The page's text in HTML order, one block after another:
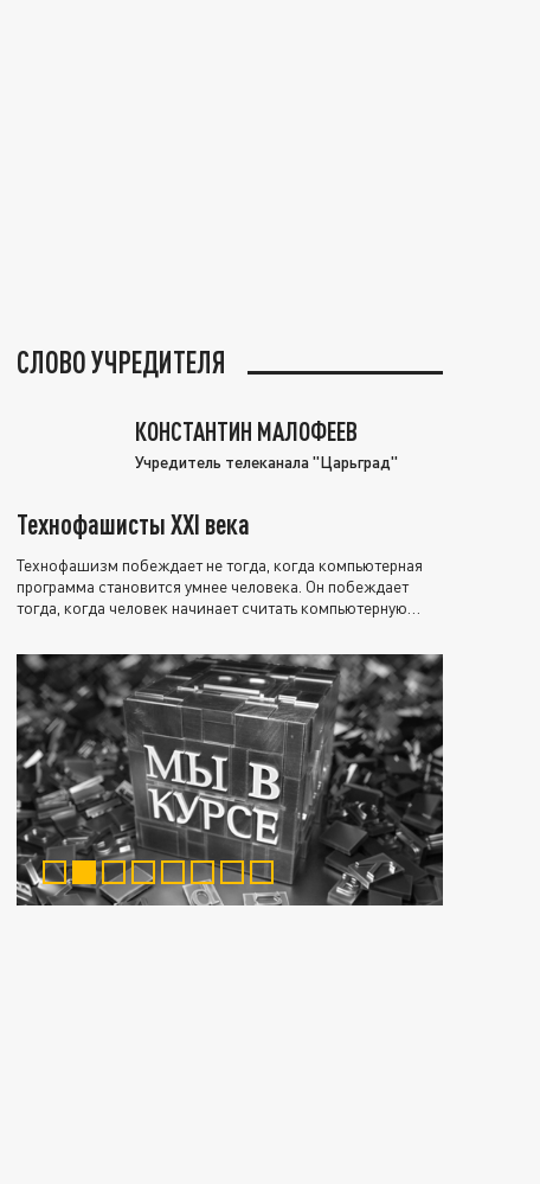
СЛОВО УЧРЕДИТЕЛЯ
КОНСТАНТИН МАЛОФЕЕВ
Учредитель телеканала "Царьград"
Технофашисты XXI века
Технофашизм побеждает не тогда, когда компьютерная
программа становится умнее человека. Он побеждает
тогда, когда человек начинает считать компьютерную